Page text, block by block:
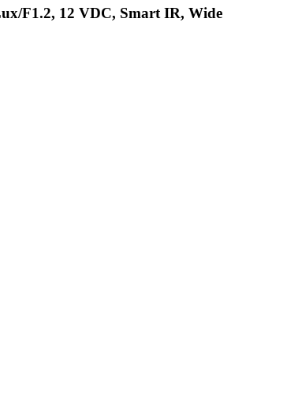
F1.2, 12 VDC, Smart IR, Wide